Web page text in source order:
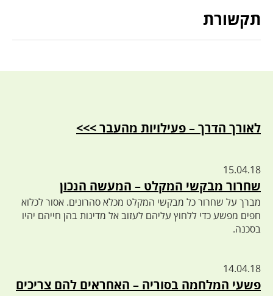
תקשורת
לאורך הדרך – פעילויות מהעבר >>>
15.04.18
שחרור מבקשי המקלט – המעשה הנכון
מברך על שחרור כל מבקשי המקלט מכלא סהרונים. אסור לכלוא
חפים מפשע כדי ללחוץ עליהם לעזוב אל מדינות בהן חייהם יהיו
בסכנה.
14.04.18
פשעי המלחמה בסוריה – האחראים להם צריכים